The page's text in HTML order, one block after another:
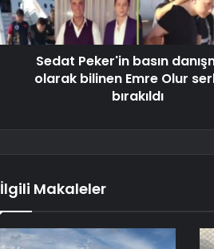
Sedat Peker'in basın
olarak bilinen Emre Olur
bırakıldı
İlgili Makaleler